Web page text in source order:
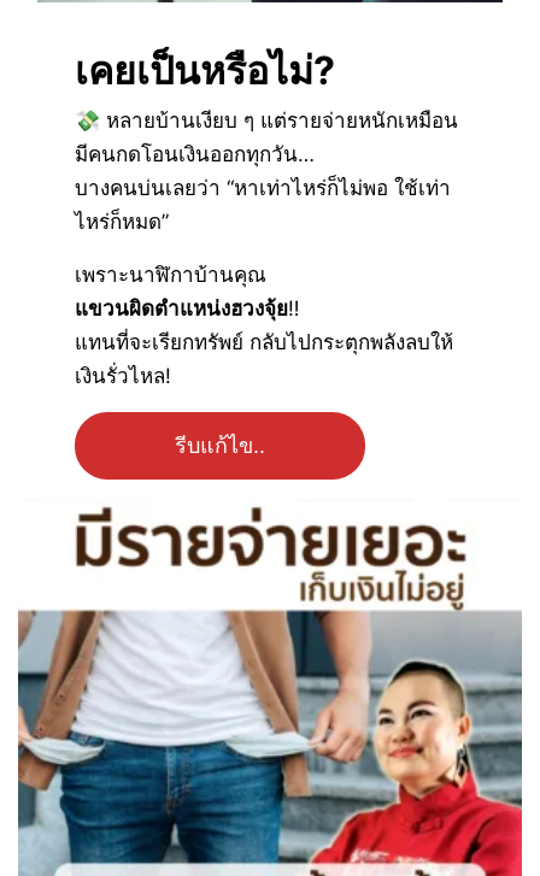
เคยเป็นหรือไม่?
💸 หลายบ้านเงียบ ๆ แต่รายจ่ายหนักเหมือน
มีคนกดโอนเงินออกทุกวัน…
บางคนบ่นเลยว่า “หาเท่าไหร่ก็ไม่พอ ใช้เท่า
ไหร่ก็หมด”
เพราะนาฬิกาบ้านคุณ
แขวนผิดตำแหน่งฮวงจุ้ย‼
แทนที่จะเรียกทรัพย์ กลับไปกระตุกพลังลบให้
เงินรั่วไหล!
รีบแก้ไข..